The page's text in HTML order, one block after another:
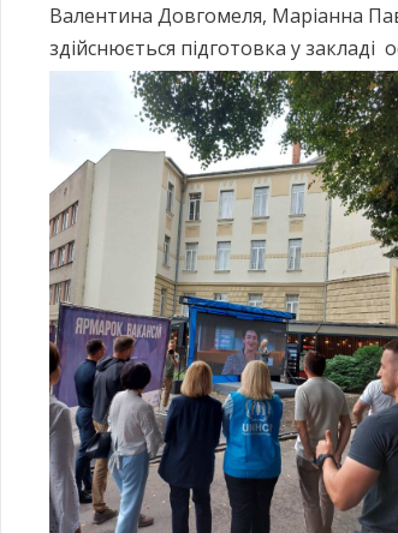
Валентина Довгомеля, Маріанна
здійснюється підготовка у закладі